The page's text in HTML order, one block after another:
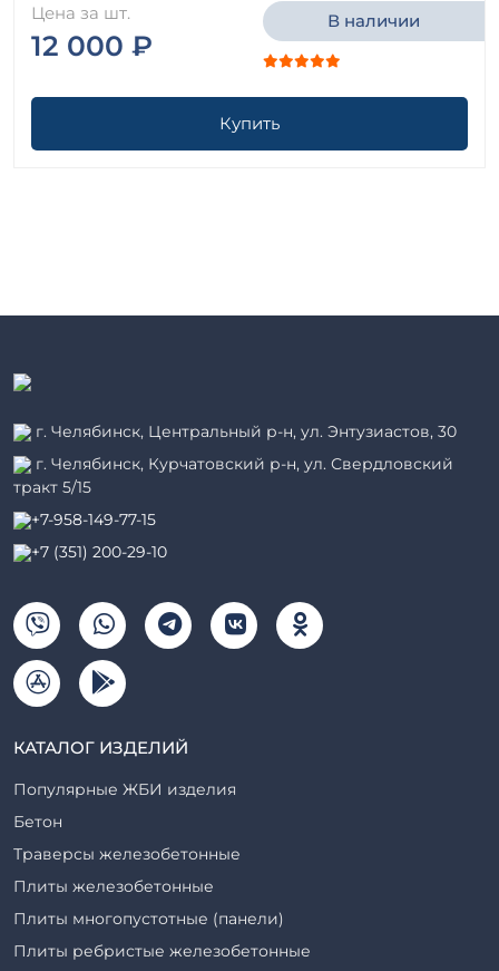
Цена за шт.
12 000 ₽
В наличии
Купить
г. Челябинск, Центральный р-н, ул. Энтузиастов, 30
г. Челябинск, Курчатовский р-н, ул. Свердловский
тракт 5/15
+7-958-149-77-15
+7 (351) 200-29-10
КАТАЛОГ ИЗДЕЛИЙ
Популярные ЖБИ изделия
Бетон
Траверсы железобетонные
Плиты железобетонные
Плиты многопустотные (панели)
Плиты ребристые железобетонные